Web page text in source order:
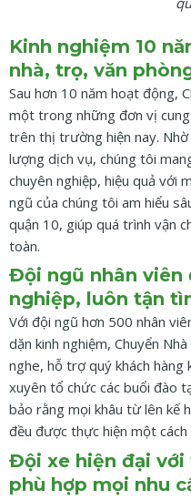
Kinh nghiệm 10
nhà, trọ, văn
Sau hơn 10 năm hoạt động,
một trong những đơn vị
trên thị trường hiện nay.
lượng dịch vụ, chúng tôi
chuyên nghiệp, hiệu quả với
ngũ của chúng tôi am hiểu
quận 10, giúp quá trình vận
toàn.
Đội ngũ nhân viên
nghiệp, luôn tận
Với đội ngũ hơn 500 nhân
dặn kinh nghiệm, Chuyển
nghe, hỗ trợ quý khách hàng
xuyên tổ chức các buổi đào
bảo rằng mọi khâu từ lên kế
đều được thực hiện một cách
Đội xe hiện đại
phù hợp mọi nhu